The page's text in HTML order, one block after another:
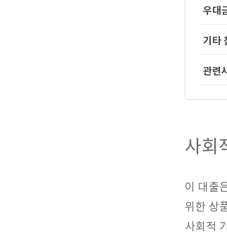
우대
기타
관련
사회
이 대출
위한 상
사회적